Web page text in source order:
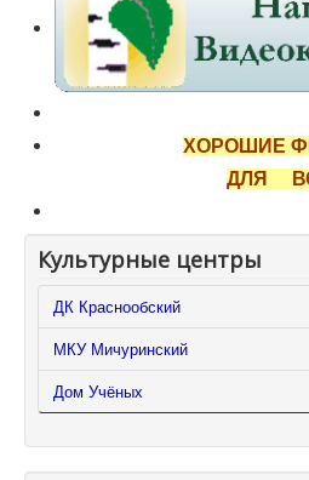
ХОРОШИЕ
ДЛЯ
Культурные центры
ДК Краснообский
МКУ Мичуринский
Дом Учёных